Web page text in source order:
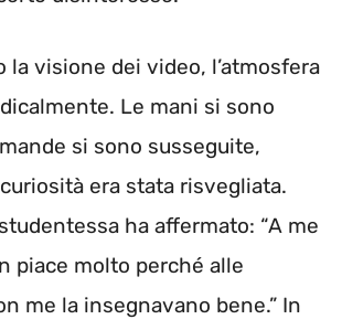
la visione dei video, l’atmosfera
Le mani si sono
si sono susseguite,
era stata risvegliata.
ha affermato: “A me
piace molto perché alle
me la insegnavano bene.” In